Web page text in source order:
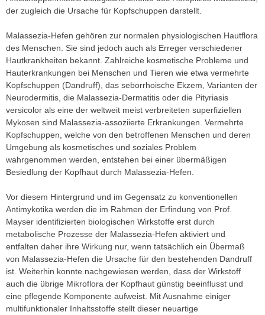
der zugleich die Ursache für Kopfschuppen darstellt.
Malassezia-Hefen gehören zur normalen physiologischen Hautflora
des Menschen. Sie sind jedoch auch als Erreger verschiedener
Hautkrankheiten bekannt. Zahlreiche kosmetische Probleme und
Hauterkrankungen bei Menschen und Tieren wie etwa vermehrte
Kopfschuppen (Dandruff), das seborrhoische Ekzem, Varianten der
Neurodermitis, die Malassezia-Dermatitis oder die Pityriasis
versicolor als eine der weltweit meist verbreiteten superfiziellen
Mykosen sind Malassezia-assoziierte Erkrankungen. Vermehrte
Kopfschuppen, welche von den betroffenen Menschen und deren
Umgebung als kosmetisches und soziales Problem
wahrgenommen werden, entstehen bei einer übermäßigen
Besiedlung der Kopfhaut durch Malassezia-Hefen.
Vor diesem Hintergrund und im Gegensatz zu konventionellen
Antimykotika werden die im Rahmen der Erfindung von Prof.
Mayser identifizierten biologischen Wirkstoffe erst durch
metabolische Prozesse der Malassezia-Hefen aktiviert und
entfalten daher ihre Wirkung nur, wenn tatsächlich ein Übermaß
von Malassezia-Hefen die Ursache für den bestehenden Dandruff
ist. Weiterhin konnte nachgewiesen werden, dass der Wirkstoff
auch die übrige Mikroflora der Kopfhaut günstig beeinflusst und
eine pflegende Komponente aufweist. Mit Ausnahme einiger
multifunktionaler Inhaltsstoffe stellt dieser neuartige